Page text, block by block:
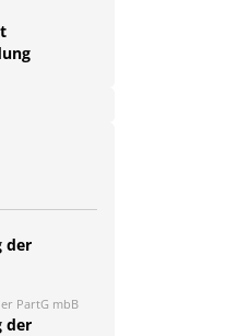
der
PartG mbB
der